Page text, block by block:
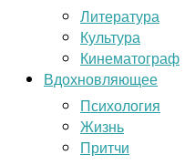
Литература
Культура
Кинематограф
Вдохновляющее
Психология
Жизнь
Притчи